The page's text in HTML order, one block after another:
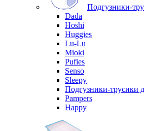
Подгузники-
Dada
Hoshi
Huggies
Lu-Lu
Mioki
Pufies
Senso
Sleepy
Подгузники-трусики
Pampers
Happy